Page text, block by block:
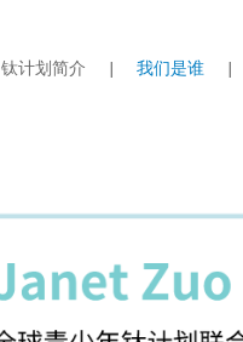
钛计划简介 我们是谁